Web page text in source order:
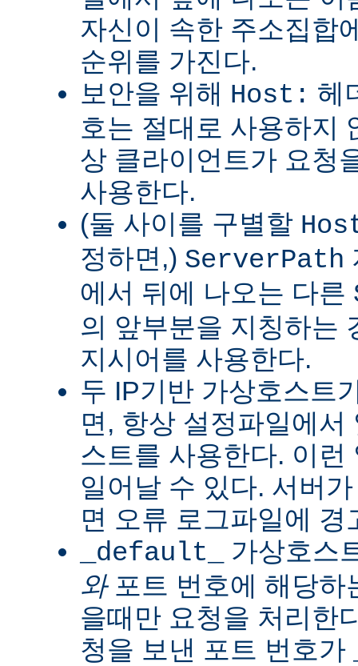
자신이 속한 주소집합
순위를 가진다.
보안을 위해 Host: 헤
호는 절대로 사용하지
상 클라이언트가 요청
사용한다.
(둘 사이를 구별할
정하면,) ServerPath
에서 뒤에 나오는 다른
의 앞부분을 지칭하는
지시어를 사용한다.
두 IP기반 가상호스트
면, 항상 설정파일에
스트를 사용한다. 이런
일어날 수 있다. 서버
면 오류 로그파일에 경
_default_
가상호스
와포트 번호에 해당하
을때만 요청을 처리한
청을 보낸 포트 번호가